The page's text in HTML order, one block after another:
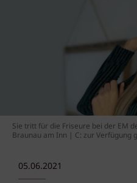
Sie tritt für die Friseure bei der EM
Braunau am Inn | C: zur Verfügung
05.06.2021